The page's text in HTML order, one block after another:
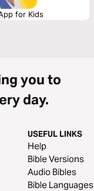
for Kids
you to
day.
USEFUL LINKS
Help
Bible Versions
Audio Bibles
Bible Languages